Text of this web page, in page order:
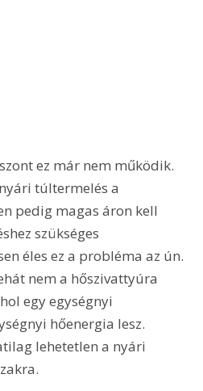
ez már nem működik.
túltermelés a
pedig magas áron kell
szükséges
éles ez a probléma az ún.
nem a hőszivattyúra
egy egységnyi
hőenergia lesz.
lehetetlen a nyári